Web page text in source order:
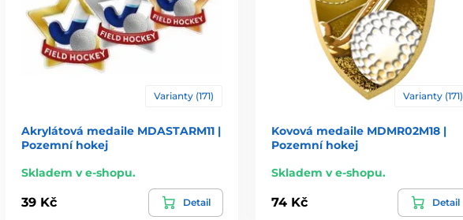
Varianty (171)
Akrylátová medaile MDASTARM11 |
Pozemní hokej
Skladem v e-shopu.
39 Kč Detail
Varianty (171)
Kovová medaile MDMR02M18 |
Pozemní hokej
Skladem v e-shopu.
74 Kč Detail